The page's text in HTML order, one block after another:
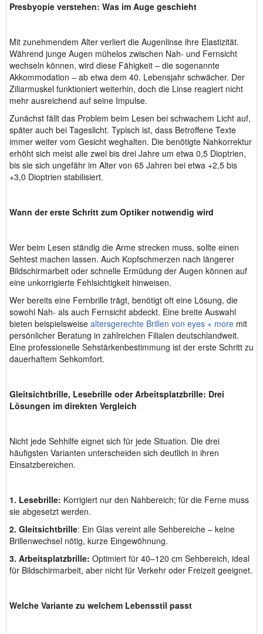
Presbyopie verstehen: Was im Auge geschieht
Mit zunehmendem Alter verliert die Augenlinse ihre Elastizität.
Während junge Augen mühelos zwischen Nah- und Fernsicht
wechseln können, wird diese Fähigkeit – die sogenannte
Akkommodation – ab etwa dem 40. Lebensjahr schwächer. Der
Ziliarmuskel funktioniert weiterhin, doch die Linse reagiert nicht
mehr ausreichend auf seine Impulse.
Zunächst fällt das Problem beim Lesen bei schwachem Licht auf,
später auch bei Tageslicht. Typisch ist, dass Betroffene Texte
immer weiter vom Gesicht weghalten. Die benötigte Nahkorrektur
erhöht sich meist alle zwei bis drei Jahre um etwa 0,5 Dioptrien,
bis sie sich ungefähr im Alter von 65 Jahren bei etwa +2,5 bis
+3,0 Dioptrien stabilisiert.
Wann der erste Schritt zum Optiker notwendig wird
Wer beim Lesen ständig die Arme strecken muss, sollte einen
Sehtest machen lassen. Auch Kopfschmerzen nach längerer
Bildschirmarbeit oder schnelle Ermüdung der Augen können auf
eine unkorrigierte Fehlsichtigkeit hinweisen.
Wer bereits eine Fernbrille trägt, benötigt oft eine Lösung, die
sowohl Nah- als auch Fernsicht abdeckt. Eine breite Auswahl
bieten beispielsweise altersgerechte Brillen von eyes + more mit
persönlicher Beratung in zahlreichen Filialen deutschlandweit.
Eine professionelle Sehstärkenbestimmung ist der erste Schritt zu
dauerhaftem Sehkomfort.
Gleitsichtbrille, Lesebrille oder Arbeitsplatzbrille: Drei
Lösungen im direkten Vergleich
Nicht jede Sehhilfe eignet sich für jede Situation. Die drei
häufigsten Varianten unterscheiden sich deutlich in ihren
Einsatzbereichen.
1. Lesebrille: Korrigiert nur den Nahbereich; für die Ferne muss
sie abgesetzt werden.
2. Gleitsichtbrille: Ein Glas vereint alle Sehbereiche – keine
Brillenwechsel nötig, kurze Eingewöhnung.
3. Arbeitsplatzbrille: Optimiert für 40–120 cm Sehbereich, ideal
für Bildschirmarbeit, aber nicht für Verkehr oder Freizeit geeignet.
Welche Variante zu welchem Lebensstil passt